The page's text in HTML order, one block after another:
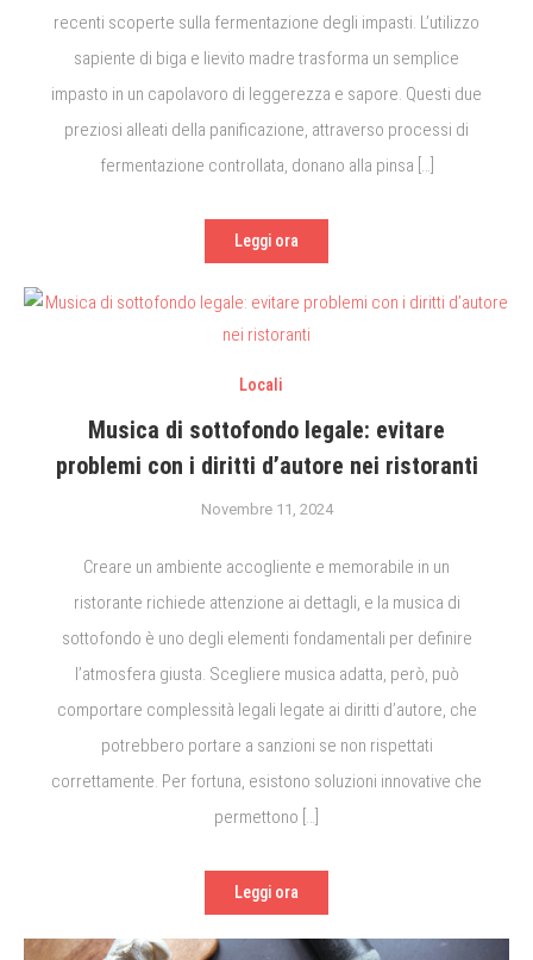
recenti scoperte sulla fermentazione degli impasti. L’utilizzo
sapiente di biga e lievito madre trasforma un semplice
impasto in un capolavoro di leggerezza e sapore. Questi due
preziosi alleati della panificazione, attraverso processi di
fermentazione controllata, donano alla pinsa […]
Leggi ora
Locali
Musica di sottofondo legale: evitare
problemi con i diritti d’autore nei ristoranti
Novembre 11, 2024
Creare un ambiente accogliente e memorabile in un
ristorante richiede attenzione ai dettagli, e la musica di
sottofondo è uno degli elementi fondamentali per definire
l’atmosfera giusta. Scegliere musica adatta, però, può
comportare complessità legali legate ai diritti d’autore, che
potrebbero portare a sanzioni se non rispettati
correttamente. Per fortuna, esistono soluzioni innovative che
permettono […]
Leggi ora